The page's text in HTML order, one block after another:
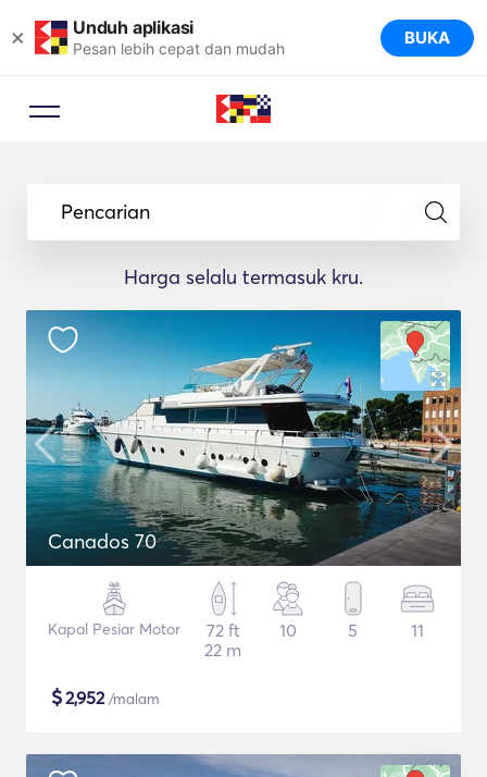
× Unduh aplikasi
Pesan lebih cepat dan mudah BUKA
Pencarian
Harga selalu termasuk kru.
Canados 70
Kapal Pesiar Motor
72 ft
22 m
10 5 11
$2,952/malam